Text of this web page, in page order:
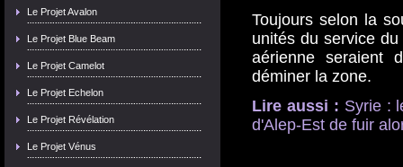
Le Projet Avalon
Le Projet Blue Beam
Le Projet Camelot
Le Projet Echelon
Le Projet Révélation
Le Projet Vénus
Toujours selon la
unités du service
aérienne seraient
déminer la zone.
Lire aussi : Syrie :
d'Alep-Est de fuir